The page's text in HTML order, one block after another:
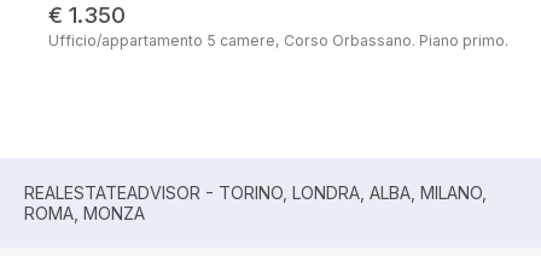
€ 1.350
Ufficio/appartamento 5 camere, Corso Orbassano. Piano primo.
REALESTATEADVISOR - TORINO, LONDRA, ALBA, MILANO,
ROMA, MONZA